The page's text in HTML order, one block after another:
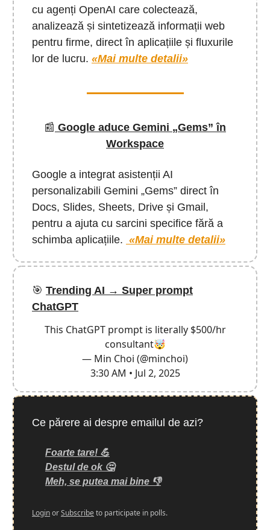
cu agenți OpenAI care colectează,
analizează și sintetizează informații web
pentru firme, direct în aplicațiile și fluxurile
lor de lucru. «Mai multe detalii»
📰 Google aduce Gemini „Gems” în
Workspace
Google a integrat asistenții AI
personalizabili Gemini „Gems” direct în
Docs, Slides, Sheets, Drive și Gmail,
pentru a ajuta cu sarcini specifice fără a
schimba aplicațiile. «Mai multe detalii»
🎯 Trending AI → Super prompt
ChatGPT
This ChatGPT prompt is literally $500/hr
consultant🤯
— Min Choi (@minchoi)
3:30 AM • Jul 2, 2025
Ce părere ai despre emailul de azi?
Foarte tare! 💪
Destul de ok 🤔
Meh, se putea mai bine 👎
LoginorSubscribeto participate in polls.